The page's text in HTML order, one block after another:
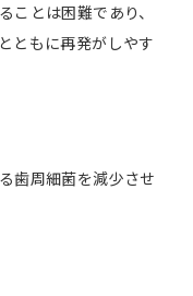
とは困難であり、
ともに再発がしやす
歯周細菌を減少させ